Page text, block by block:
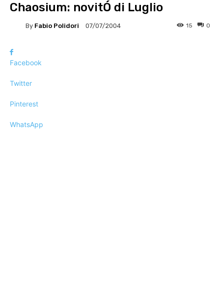
Chaosium: novitÓ di Luglio
By Fabio Polidori 07/07/2004 0
15
Facebook
Twitter
Pinterest
WhatsApp